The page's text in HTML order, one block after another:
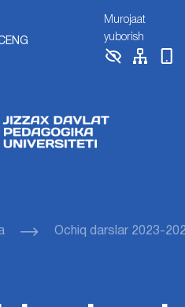
ENG
Murojaat
yuborish
Ochiq darslar 2023-